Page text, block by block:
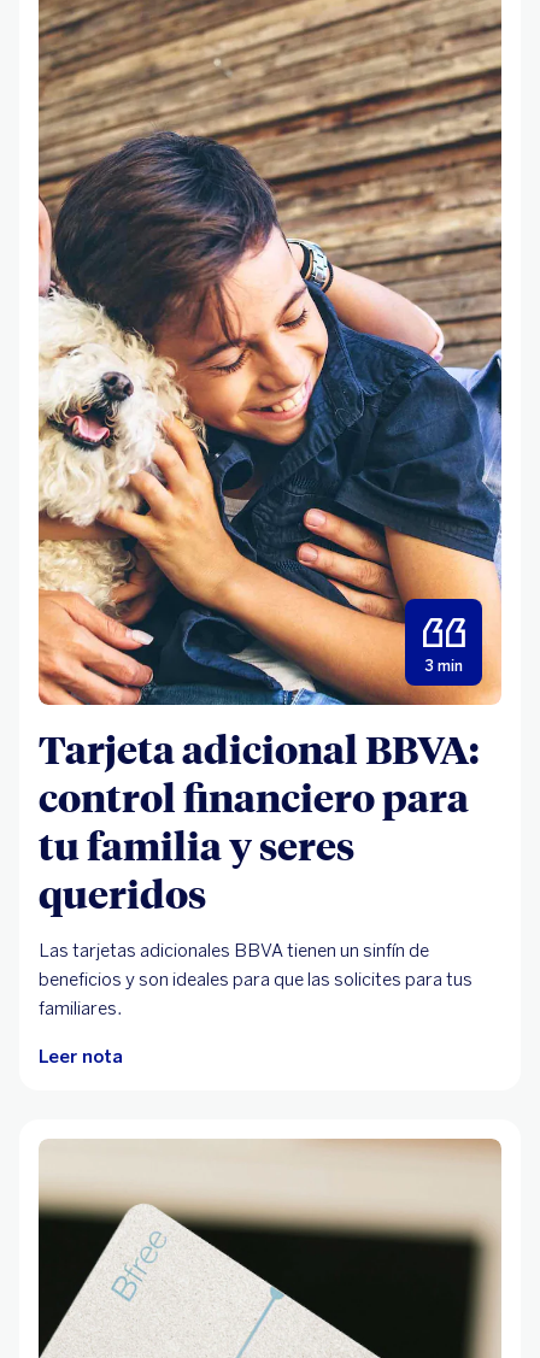
3 min
Tarjeta adicional BBVA:
control financiero para
tu familia y seres
queridos
Las tarjetas adicionales BBVA tienen un sinfín de
beneficios y son ideales para que las solicites para tus
familiares.
Leer nota